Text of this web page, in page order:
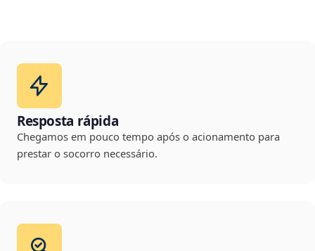
Resposta rápida
Chegamos em pouco tempo após o acionamento para
prestar o socorro necessário.